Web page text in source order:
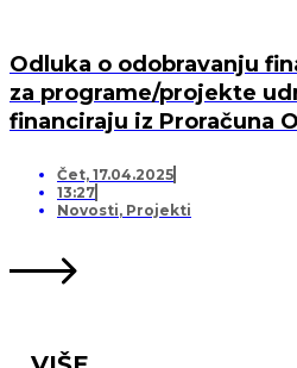
Odluka o odobravanju
za programe/projekte
financiraju iz Proračuna
Čet, 17.04.2025
13:27
Novosti, Projekti